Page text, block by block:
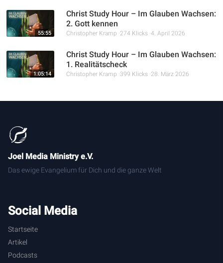
55:55
Christ Study Hour – Im Glauben Wachsen:
2. Gott kennen
Christopher Kramp 274 Klicks 4. April 2026
1:05:14
Christ Study Hour – Im Glauben Wachsen:
1. Realitätscheck
Christopher Kramp 399 Klicks 28. März 2026
Joel Media Ministry e.V.
Das ewige Evangelium für Dich und die ganze Welt
Social Media
Startseite
Artikel
Podcasts